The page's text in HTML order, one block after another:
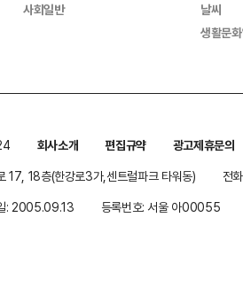
사회일반
날씨
생활문
회사소개 편집규약
광고제휴문의
17, 18층(한강로3가,센트럴파크 타워동)
전
: 2005.09.13 등록번호: 서울 아00055